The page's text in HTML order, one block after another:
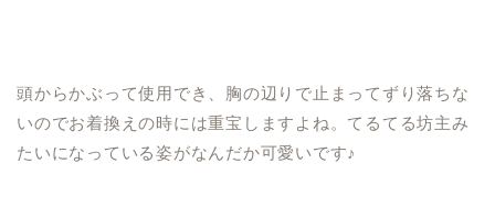
頭からかぶって使用でき、胸の辺りで止まってずり落ちな
いのでお着換えの時には重宝しますよね。てるてる坊主み
たいになっている姿がなんだか可愛いです♪